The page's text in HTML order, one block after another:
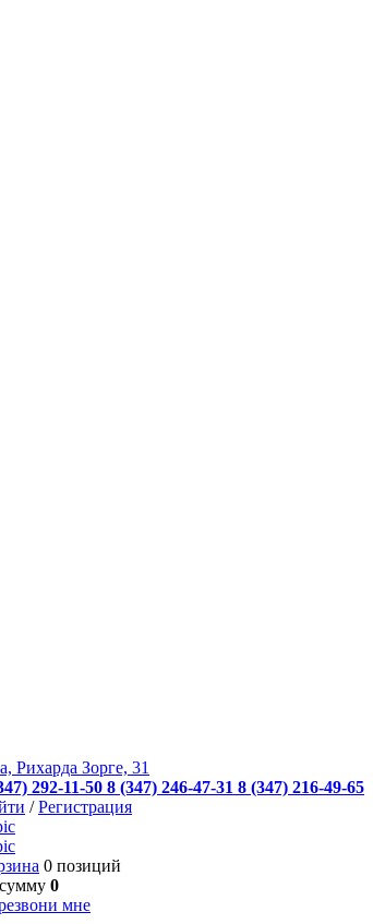
Рихарда Зорге, 31
292-11-50 8 (347) 246-47-31 8 (347) 216-49-65
/Регистрация
0 позиций
0
мне